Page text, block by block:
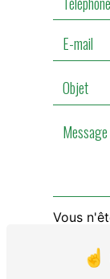
Vous
cinq plus